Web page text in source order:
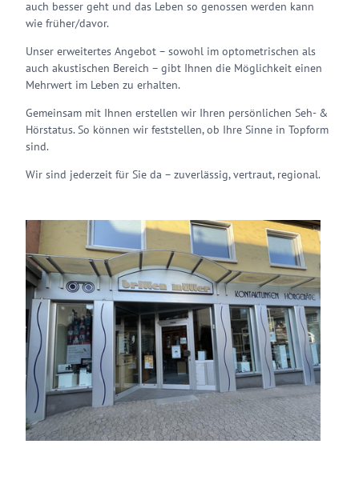
auch besser geht und das Leben so genossen werden kann
wie früher/davor.
Unser erweitertes Angebot – sowohl im optometrischen als
auch akustischen Bereich – gibt Ihnen die Möglichkeit einen
Mehrwert im Leben zu erhalten.
Gemeinsam mit Ihnen erstellen wir Ihren persönlichen Seh- &
Hörstatus. So können wir feststellen, ob Ihre Sinne in Topform
sind.
Wir sind jederzeit für Sie da – zuverlässig, vertraut, regional.